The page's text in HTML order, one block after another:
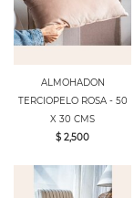
ALMOHADON
TERCIOPELO ROSA - 50
X 30 CMS
$ 2,500